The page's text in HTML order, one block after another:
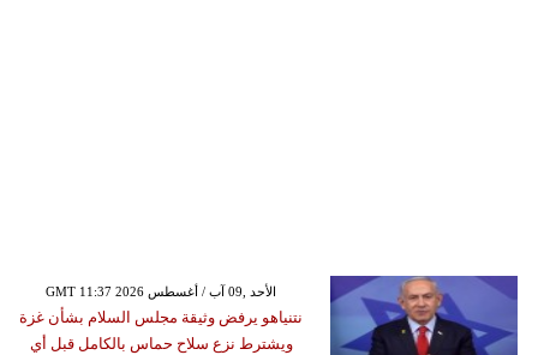
GMT 11:37 2026 الأحد ,09 آب / أغسطس
نتنياهو يرفض وثيقة مجلس السلام بشأن غزة
ويشترط نزع سلاح حماس بالكامل قبل أي